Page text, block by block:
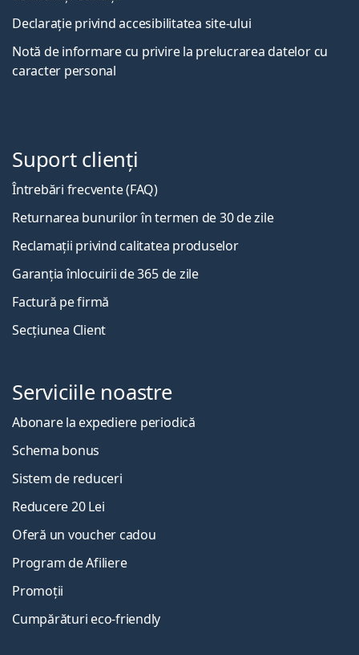
Declarație privind accesibilitatea site-ului
Notă de informare cu privire la prelucrarea datelor cu
caracter personal
Suport clienți
Întrebări frecvente (FAQ)
Returnarea bunurilor în termen de 30 de zile
Reclamații privind calitatea produselor
Garanția înlocuirii de 365 de zile
Factură pe firmă
Secțiunea Client
Serviciile noastre
Abonare la expediere periodică
Schema bonus
Sistem de reduceri
Reducere 20 Lei
Oferă un voucher cadou
Program de Afiliere
Promoții
Cumpărături eco-friendly